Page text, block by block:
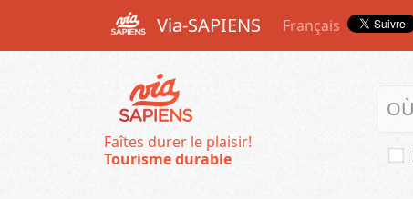
Via-SAPIENS Français
Faîtes durer le plaisir!
Tourisme durable